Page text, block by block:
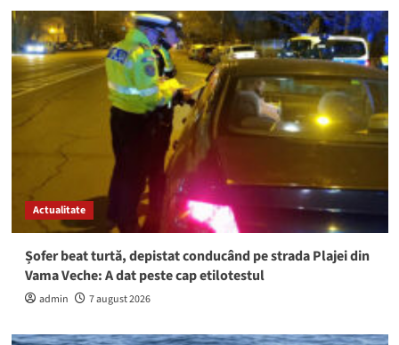
Actualitate
Șofer beat turtă, depistat conducând pe strada Plajei din
Vama Veche: A dat peste cap etilotestul
admin 7 august 2026